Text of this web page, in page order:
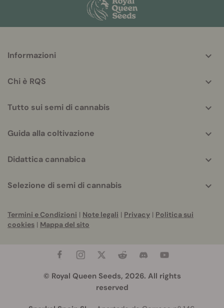
helpful
Informazioni
Chi è RQS
Tutto sui semi di cannabis
Guida alla coltivazione
Didattica cannabica
Selezione di semi di cannabis
Termini e Condizioni | Note legali | Privacy | Politica sui
cookies | Mappa del sito
© Royal Queen Seeds, 2026. All rights
reserved